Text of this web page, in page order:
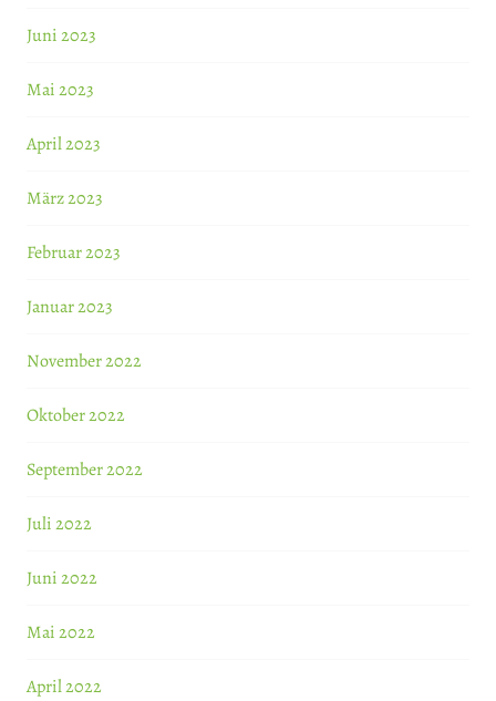
Juni 2023
Mai 2023
April 2023
März 2023
Februar 2023
Januar 2023
November 2022
Oktober 2022
September 2022
Juli 2022
Juni 2022
Mai 2022
April 2022